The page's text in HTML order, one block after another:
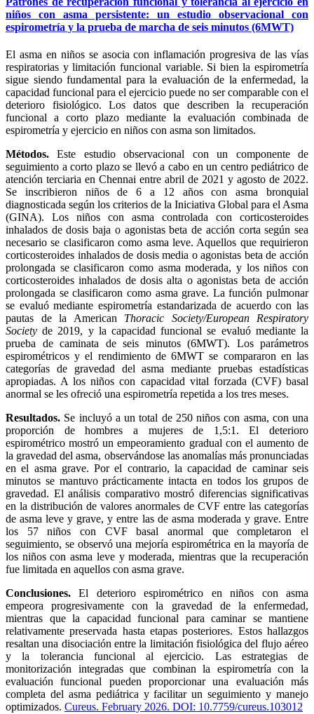
niños con asma persistente: un estudio observacional con
espirometría y la prueba de marcha de seis minutos (6MWT)
El asma en niños se asocia con inflamación progresiva de las vías
respiratorias y limitación funcional variable. Si bien la espirometría
sigue siendo fundamental para la evaluación de la enfermedad, la
capacidad funcional para el ejercicio puede no ser comparable con el
deterioro fisiológico. Los datos que describen la recuperación
funcional a corto plazo mediante la evaluación combinada de
espirometría y ejercicio en niños con asma son limitados.
Métodos.Este estudio observacional con un componente de
seguimiento a corto plazo se llevó a cabo en un centro pediátrico de
atención terciaria en Chennai entre abril de 2021 y agosto de 2022.
Se inscribieron niños de 6 a 12 años con asma bronquial
diagnosticada según los criterios de la Iniciativa Global para el Asma
(GINA). Los niños con asma controlada con corticosteroides
inhalados de dosis baja o agonistas beta de acción corta según sea
necesario se clasificaron como asma leve. Aquellos que requirieron
corticosteroides inhalados de dosis media o agonistas beta de acción
prolongada se clasificaron como asma moderada, y los niños con
corticosteroides inhalados de dosis alta o agonistas beta de acción
prolongada se clasificaron como asma grave. La función pulmonar
se evaluó mediante espirometría estandarizada de acuerdo con las
pautas de la American Thoracic Society/European Respiratory
Society de 2019, y la capacidad funcional se evaluó mediante la
prueba de caminata de seis minutos (6MWT). Los parámetros
espirométricos y el rendimiento de 6MWT se compararon en las
categorías de gravedad del asma mediante pruebas estadísticas
apropiadas. A los niños con capacidad vital forzada (CVF) basal
anormal se les ofreció una espirometría repetida a los tres meses.
Resultados. Se incluyó a un total de 250 niños con asma, con una
proporción de hombres a mujeres de 1,5:1. El deterioro
espirométrico mostró un empeoramiento gradual con el aumento de
la gravedad del asma, observándose las anomalías más pronunciadas
en el asma grave. Por el contrario, la capacidad de caminar seis
minutos se mantuvo prácticamente intacta en todos los grupos de
gravedad. El análisis comparativo mostró diferencias significativas
en la distribución de valores anormales de CVF entre las categorías
de asma leve y grave, y entre las de asma moderada y grave. Entre
los 57 niños con CVF basal anormal que completaron el
seguimiento, se observó una mejoría espirométrica en la mayoría de
los niños con asma leve y moderada, mientras que la recuperación
fue limitada en aquellos con asma grave.
Conclusiones.El deterioro espirométrico en niños con asma
empeora progresivamente con la gravedad de la enfermedad,
mientras que la capacidad funcional para caminar se mantiene
relativamente preservada hasta etapas posteriores. Estos hallazgos
resaltan una disociación entre la limitación fisiológica del flujo aéreo
y la tolerancia funcional al ejercicio. Las estrategias de
monitorización integradas que combinan la espirometría con la
evaluación funcional pueden proporcionar una evaluación más
completa del asma pediátrica y facilitar un seguimiento y manejo
optimizados. Cureus. February 2026. DOI: 10.7759/cureus.103012